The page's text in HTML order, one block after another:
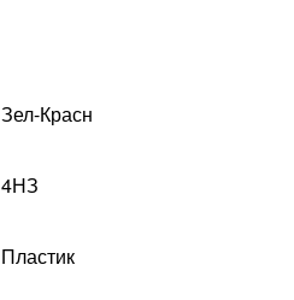
Зел-Красн
4НЗ
Пластик